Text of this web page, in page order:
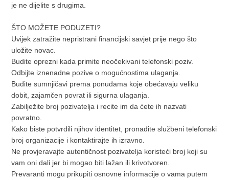
je ne dijelite s drugima.
ŠTO MOŽETE PODUZETI?
Uvijek zatražite nepristrani financijski savjet prije nego što
uložite novac.
Budite oprezni kada primite neočekivani telefonski poziv.
Odbijte iznenadne pozive o mogućnostima ulaganja.
Budite sumnjičavi prema ponudama koje obećavaju veliku
dobit, zajamčen povrat ili sigurna ulaganja.
Zabilježite broj pozivatelja i recite im da ćete ih nazvati
povratno.
Kako biste potvrdili njihov identitet, pronađite službeni telefonski
broj organizacije i kontaktirajte ih izravno.
Ne provjeravajte autentičnost pozivatelja koristeći broj koji su
vam oni dali jer bi mogao biti lažan ili krivotvoren.
Prevaranti mogu prikupiti osnovne informacije o vama putem